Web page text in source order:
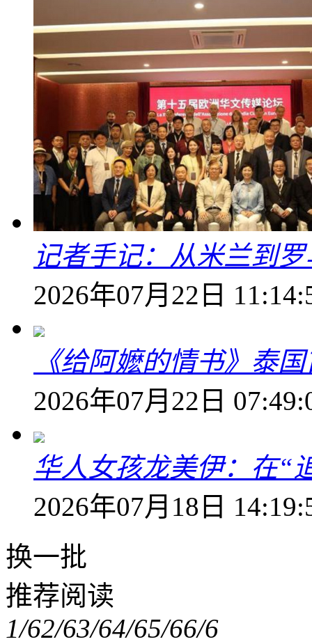
记者手记：从米兰到
2026年07月22日
《给阿嬷的情书》泰
2026年07月22日
华人女孩龙美伊：在“
2026年07月18日
换一批
推荐阅读
1/62/63/64/65/66/6